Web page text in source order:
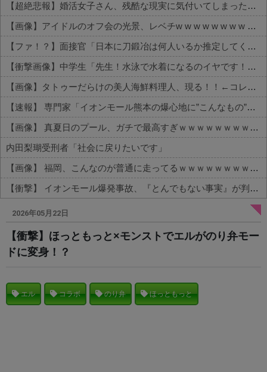
【超絶悲報】婚活女子さん、残酷な現実に気付いてしまった結果…
【画像】アイドルのオフ会の光景、レベチw w w w w w w w w w w
【ファ！？】面接官「日本に刀鍛冶は何人いるか推定してください」 俺「188人です」 面接官「どういう風に考えましたか？」 俺「知ってました」→この後『こう』なったんだがマジで納得いかない！！！！！
【衝撃画像】中学生「先生！水泳で水着になるのイヤです！」先生「分かった」→結果まさかの『こう』なってしまうw w w w w w w
【画像】タトゥーだらけの美人海鮮料理人、現る！！←コレはセクシー過ぎてワイらにブッ刺さりまくりw w w w w w w w w
【速報】 専門家「イオンモール熊本の爆心地に”こんなもの”があったんだけど…」
【画像】 真夏日のプール、ガチで最高すぎｗｗｗｗｗｗｗｗｗｗ
内田梨瑚受刑者「社会に戻りたいです」
【画像】 福岡、こんなのが普通に走ってるｗｗｗｗｗｗｗｗｗｗｗｗｗｗｗｗ
【衝撃】 イオンモール爆発事故、『とんでもない事実』が判明してしまう・・・・・・
Powered by livedoor 相互RSS
2026年05月22日
【衝撃】ほっともっと×モンストでエルがのり弁モー
ドに変身！？
エル コラボ のり弁 ほっともっと